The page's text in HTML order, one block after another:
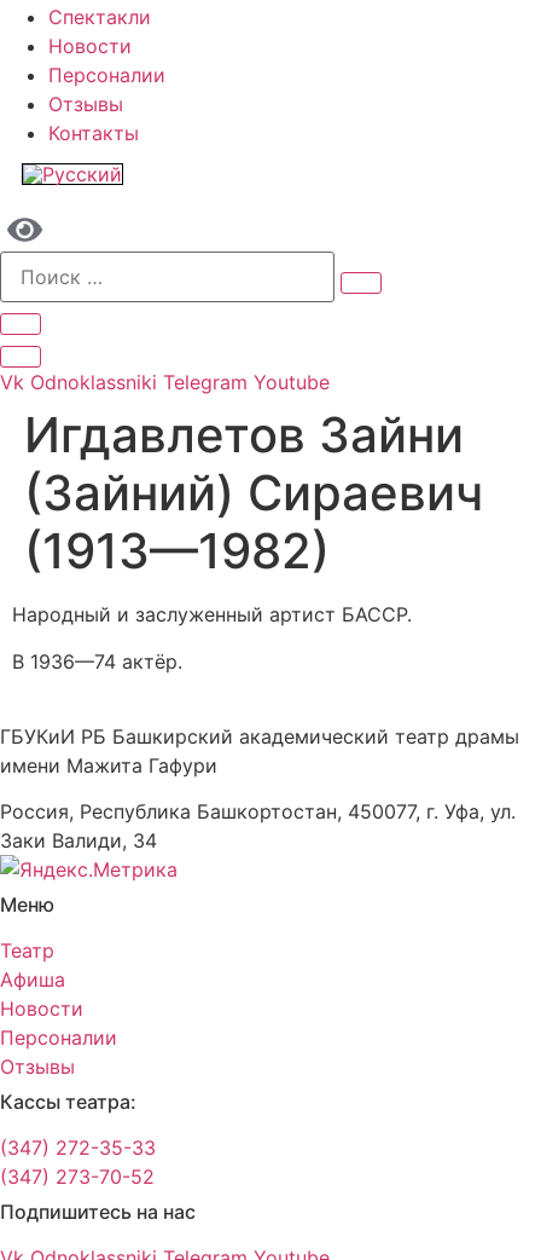
Спектакли
Новости
Персоналии
Отзывы
Контакты
Vk Odnoklassniki Telegram Youtube
Игдавлетов Зайни
(Зайний) Сираевич
(1913—1982)
Народный и заслуженный артист БАССР.
В 1936—74 актёр.
ГБУКиИ РБ Башкирский академический театр драмы
имени Мажита Гафури
Россия, Республика Башкортостан, 450077, г. Уфа, ул.
Заки Валиди, 34
Меню
Театр
Афиша
Новости
Персоналии
Отзывы
Кассы театра:
(347) 272-35-33
(347) 273-70-52
Подпишитесь на нас